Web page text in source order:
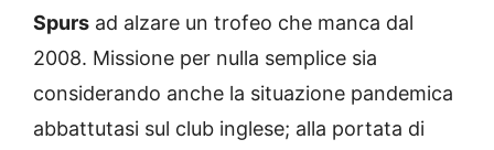
Spurs ad alzare un trofeo che manca dal
2008. Missione per nulla semplice sia
considerando anche la situazione pandemica
abbattutasi sul club inglese; alla portata di